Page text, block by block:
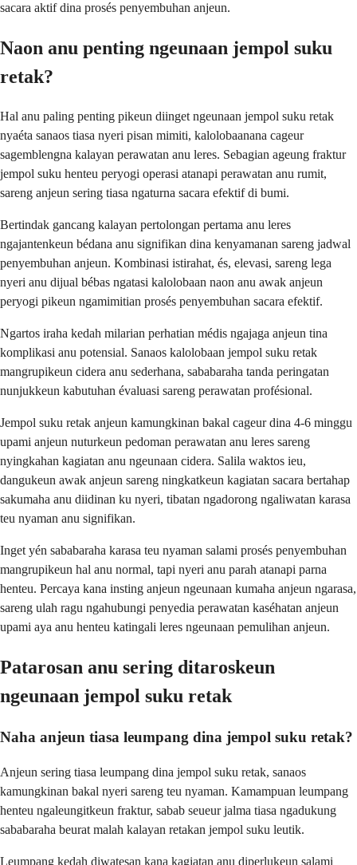
sacara aktif dina prosés penyembuhan anjeun.
Naon anu penting ngeunaan jempol suku
retak?
Hal anu paling penting pikeun diinget ngeunaan jempol suku retak
nyaéta sanaos tiasa nyeri pisan mimiti, kalolobaanana cageur
sagemblengna kalayan perawatan anu leres. Sebagian ageung fraktur
jempol suku henteu peryogi operasi atanapi perawatan anu rumit,
sareng anjeun sering tiasa ngaturna sacara efektif di bumi.
Bertindak gancang kalayan pertolongan pertama anu leres
ngajantenkeun bédana anu signifikan dina kenyamanan sareng jadwal
penyembuhan anjeun. Kombinasi istirahat, és, elevasi, sareng lega
nyeri anu dijual bébas ngatasi kalolobaan naon anu awak anjeun
peryogi pikeun ngamimitian prosés penyembuhan sacara efektif.
Ngartos iraha kedah milarian perhatian médis ngajaga anjeun tina
komplikasi anu potensial. Sanaos kalolobaan jempol suku retak
mangrupikeun cidera anu sederhana, sababaraha tanda peringatan
nunjukkeun kabutuhan évaluasi sareng perawatan profésional.
Jempol suku retak anjeun kamungkinan bakal cageur dina 4-6 minggu
upami anjeun nuturkeun pedoman perawatan anu leres sareng
nyingkahan kagiatan anu ngeunaan cidera. Salila waktos ieu,
dangukeun awak anjeun sareng ningkatkeun kagiatan sacara bertahap
sakumaha anu diidinan ku nyeri, tibatan ngadorong ngaliwatan karasa
teu nyaman anu signifikan.
Inget yén sababaraha karasa teu nyaman salami prosés penyembuhan
mangrupikeun hal anu normal, tapi nyeri anu parah atanapi parna
henteu. Percaya kana insting anjeun ngeunaan kumaha anjeun ngarasa,
sareng ulah ragu ngahubungi penyedia perawatan kaséhatan anjeun
upami aya anu henteu katingali leres ngeunaan pemulihan anjeun.
Patarosan anu sering ditaroskeun
ngeunaan jempol suku retak
Naha anjeun tiasa leumpang dina jempol suku retak?
Anjeun sering tiasa leumpang dina jempol suku retak, sanaos
kamungkinan bakal nyeri sareng teu nyaman. Kamampuan leumpang
henteu ngaleungitkeun fraktur, sabab seueur jalma tiasa ngadukung
sababaraha beurat malah kalayan retakan jempol suku leutik.
Leumpang kedah diwatesan kana kagiatan anu diperlukeun salami